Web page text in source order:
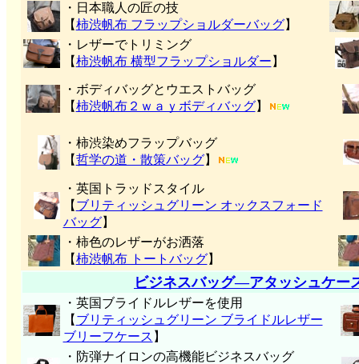
・日本職人の匠の技
【柿渋帆布 フラップショルダーバッグ】
・レザーでトリミング
【柿渋帆布 横型フラップショルダー 】
・ボディバッグとウエストバッグ
【柿渋帆布２ｗａｙボディバッグ】
・柿渋染めフラップバッグ
【哲学の道・散策バッグ】
・英国トラッドスタイル
【 ブリティッシュグリーン オックスフォード
バッグ】
・柿色のレザーがお洒落
【柿渋帆布 トートバッグ】
ビジネスバッグ―アタッシュケー
・英国ブライドルレザーを使用
【 ブリティッシュグリーン ブライドルレザー
ブリーフケース 】
・防弾ナイロンの高機能ビジネスバッグ